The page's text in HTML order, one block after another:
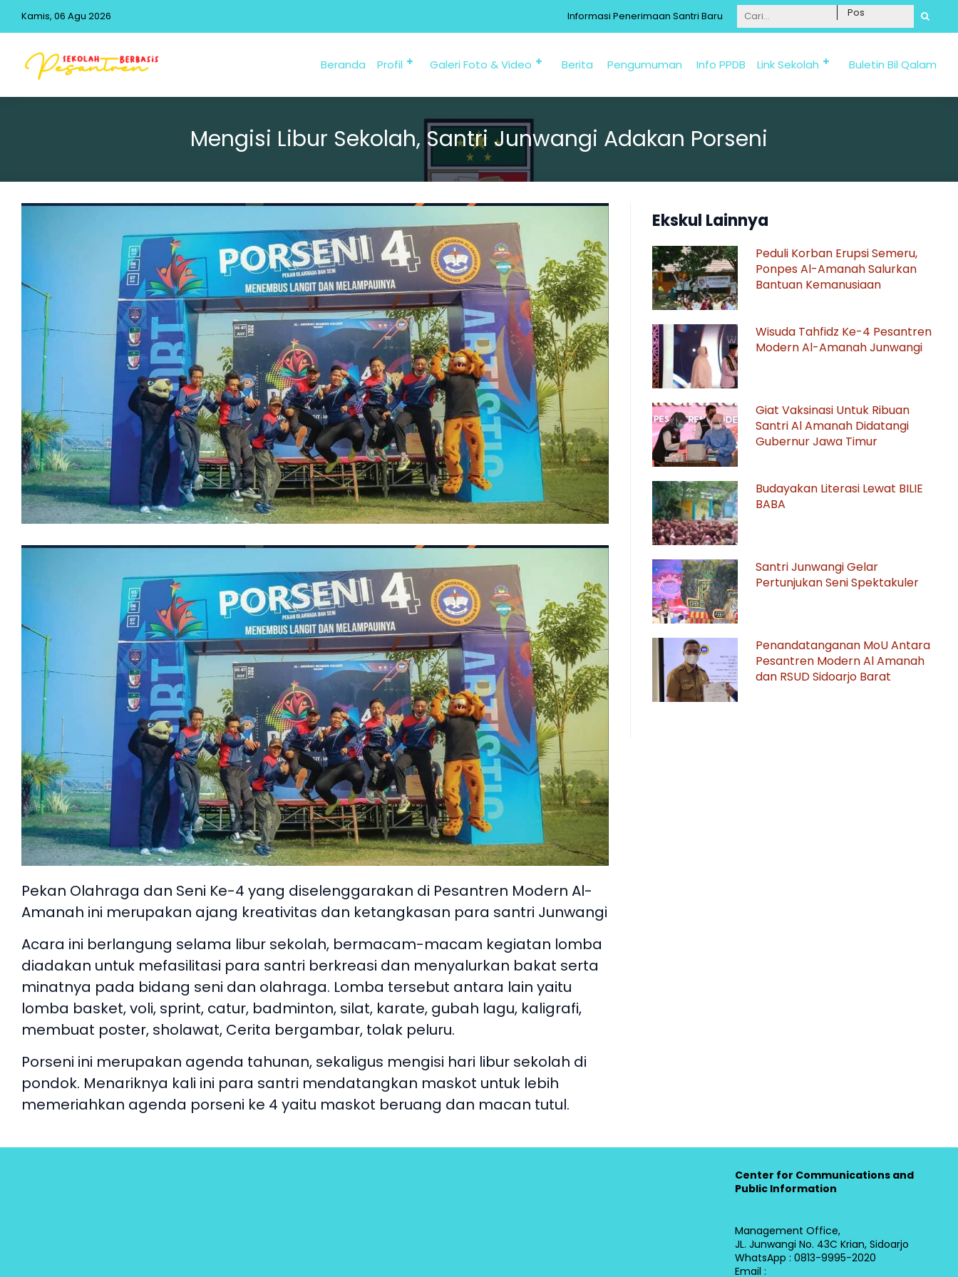
Kamis, 06 Agu 2026 Informasi Penerimaan Santri Baru 2025/2026 bisa diakses di laman psb.al-
Beranda Profil Galeri Foto & Video Berita Pengumuman Info PPDB Link Sekolah Buletin Bil Qalam
Mengisi Libur Sekolah, Santri Junwangi Adakan Porseni
Pekan Olahraga dan Seni Ke-4 yang diselenggarakan di Pesantren Modern Al-
Amanah ini merupakan ajang kreativitas dan ketangkasan para santri Junwangi
Acara ini berlangung selama libur sekolah, bermacam-macam kegiatan lomba
diadakan untuk mefasilitasi para santri berkreasi dan menyalurkan bakat serta
minatnya pada bidang seni dan olahraga. Lomba tersebut antara lain yaitu
lomba basket, voli, sprint, catur, badminton, silat, karate, gubah lagu, kaligrafi,
membuat poster, sholawat, Cerita bergambar, tolak peluru.
Porseni ini merupakan agenda tahunan, sekaligus mengisi hari libur sekolah di
pondok. Menariknya kali ini para santri mendatangkan maskot untuk lebih
memeriahkan agenda porseni ke 4 yaitu maskot beruang dan macan tutul.
Ekskul Lainnya
Peduli Korban Erupsi Semeru,
Ponpes Al-Amanah Salurkan
Bantuan Kemanusiaan
Wisuda Tahfidz Ke-4 Pesantren
Modern Al-Amanah Junwangi
Giat Vaksinasi Untuk Ribuan
Santri Al Amanah Didatangi
Gubernur Jawa Timur
Budayakan Literasi Lewat BILIE
BABA
Santri Junwangi Gelar
Pertunjukan Seni Spektakuler
Penandatanganan MoU Antara
Pesantren Modern Al Amanah
dan RSUD Sidoarjo Barat
Center for Communications and
Public Information
Management Office,
JL. Junwangi No. 43C Krian, Sidoarjo
WhatsApp : 0813-9995-2020
Email :